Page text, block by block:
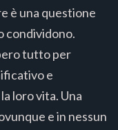
è una questione
condividono.
tutto per
e
loro vita. Una
e in nessun